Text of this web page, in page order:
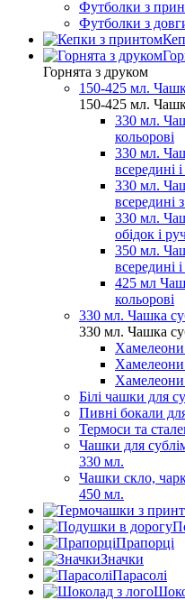
Футболки з
Футболки з
Горнята з друком
150-425 мл.
150-425 мл.
330 мл.
кольорові
330 мл.
всередині
330 мл.
всередині
330 мл.
обідок і
350 мл.
всередині
425 мл
кольорові
330 мл. Чашка
330 мл. Чашка
Хамелеони
Хамелеони
Хамелеони
Білі чашки для
Пивні бокали
Термоси та
Чашки для
330 мл.
Чашки скло,
450 мл.
Прапорці
Значки
Парасолі